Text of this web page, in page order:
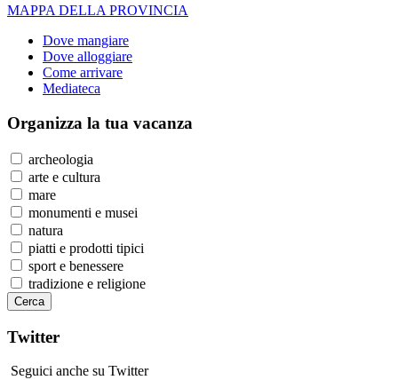
MAPPA DELLA PROVINCIA
Dove mangiare
Dove alloggiare
Come arrivare
Mediateca
Organizza la tua vacanza
archeologia
arte e cultura
mare
monumenti e musei
natura
piatti e prodotti tipici
sport e benessere
tradizione e religione
Twitter
Seguici anche su Twitter